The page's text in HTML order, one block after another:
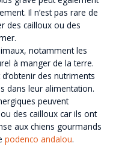
Il n’est pas rare de
des cailloux ou des
notamment les
à manger de la terre.
des nutriments
dans leur alimentation.
peuvent
des cailloux car ils ont
aux chiens gourmands
podenco andalou.